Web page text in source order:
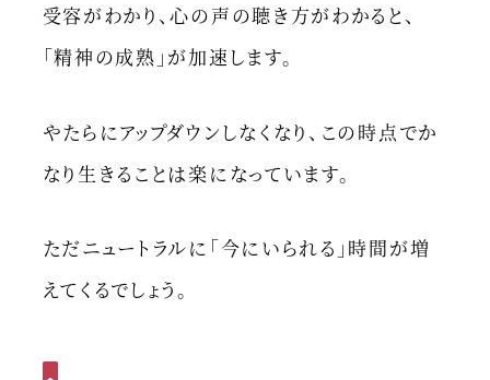
受容がわかり、心の声の聴き方がわかると、
「精神の成熟」が加速します。
やたらにアップダウンしなくなり、この時点でか
なり生きることは楽になっています。
ただニュートラルに「今にいられる」時間が増
えてくるでしょう。